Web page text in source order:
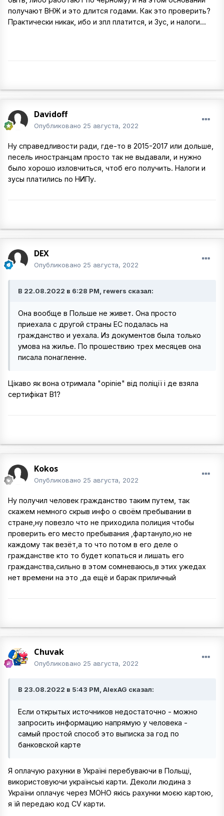
получают ВНЖ и это длится годами. Как это проверить?
Практически никак, ибо и зпл платится, и Зус, и налоги...
Davidoff
Опубликовано 25 августа, 2022
Ну справедливости ради, где-то в 2015-2017 или дольше,
песель иностранцам просто так не выдавали, и нужно
было хорошо изловчиться, чтоб его получить. Налоги и
зусы платились по НИПу.
DEX
Опубликовано 25 августа, 2022
В 22.08.2022 в 6:28 PM, rewers сказал:
Она вообще в Польше не живет. Она просто
приехала с другой страны ЕС подалась на
гражданство и уехала. Из документов была только
умова на жилье. По прошествию трех месяцев она
писала понагленне.
Цікаво як вона отримала "opinie" від поліції і де взяла
сертифікат В1?
Kokos
Опубликовано 25 августа, 2022
Ну получил человек гражданство таким путем, так
скажем немного скрыв инфо о своём пребывании в
стране,ну повезло что не приходила полиция чтобы
проверить его место пребывания ,фартануло,но не
каждому так везёт,а то что потом в его деле о
гражданстве кто то будет копаться и лишать его
гражданства,сильно в этом сомневаюсь,в этих ужедах
нет времени на это ,да ещё и барак приличный
Chuvak
Опубликовано 25 августа, 2022
В 23.08.2022 в 5:43 PM, AlexAG сказал:
Если открытых источников недостаточно - можно
запросить информацию напрямую у человека -
самый простой способ это выписка за год по
банковской карте
Я оплачую рахунки в Україні перебуваючи в Польщі,
використовуючи українські карти. Деколи людина з
України оплачує через МОНО якісь рахунки моєю картою,
я їй передаю код CV карти.